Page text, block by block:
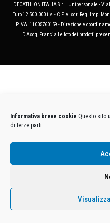
Informativa breve cookie Questo sito
di terze parti.
DECATHLON ITALIA S.r.l. Unipersonale -
Euro 12.500.000 i.v. - C.F. e Iscr. Reg. Imp.
P.IVA. 11005760159 - Direzione e
D'Ascq, Francia Le foto dei prodotti